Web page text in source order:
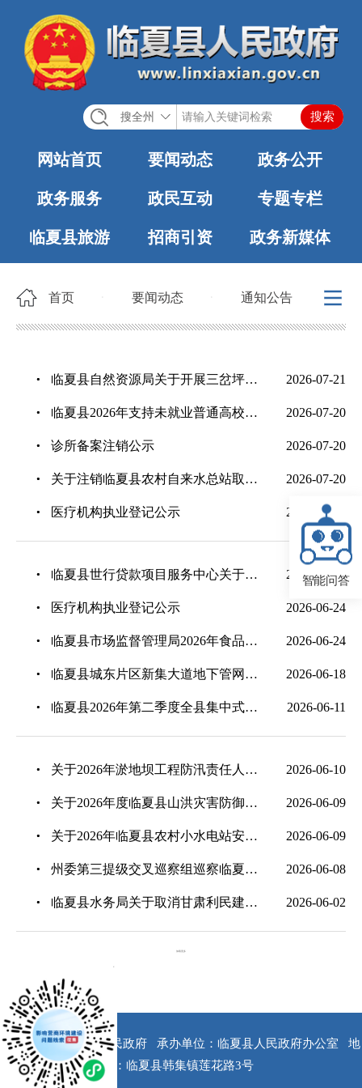
搜全州
网站首页 要闻动态 政务公开
政务服务 政民互动 专题专栏
临夏县旅游 招商引资 政务新媒体
首页 要闻动态 通知公告
临夏县自然资源局关于开展三岔坪国营林场自然资源确权登记的公告（首次登记） 2026-07-21
临夏县2026年支持未就业普通高校毕业生到基层就业项目报名的公告 2026-07-20
诊所备案注销公示 2026-07-20
关于注销临夏县农村自来水总站取水许可证的公示 2026-07-20
医疗机构执业登记公示 2026-07-13
临夏县世行贷款项目服务中心关于《甘肃临夏低碳城市发展与交通项目》社会和环境文件二次公示 2026-07-02
医疗机构执业登记公示 2026-06-24
临夏县市场监督管理局2026年食品抽检信息通告 第一期 2026-06-24
临夏县城东片区新集大道地下管网及设施更新改造工程社会稳定风险公示 2026-06-18
临夏县2026年第二季度全县集中式供水单位水质监督监测结果公示 2026-06-11
关于2026年淤地坝工程防汛责任人的公示 2026-06-10
关于2026年度临夏县山洪灾害防御、小型水库、重要河流重点河段等责任人的公示 2026-06-09
关于2026年临夏县农村小水电站安全生产责任人的公示 2026-06-09
州委第三提级交叉巡察组巡察临夏县公告 2026-06-08
临夏县水务局关于取消甘肃利民建筑工程有限公司一年内参加临夏县境内水利行业依法必须进行招标项目的投标资格的公告 2026-06-02
加载更多
版权所有：临夏县人民政府 承办单位：临夏县人民政府办公室
地
址：临夏县韩集镇莲花路3号
x
智能问答